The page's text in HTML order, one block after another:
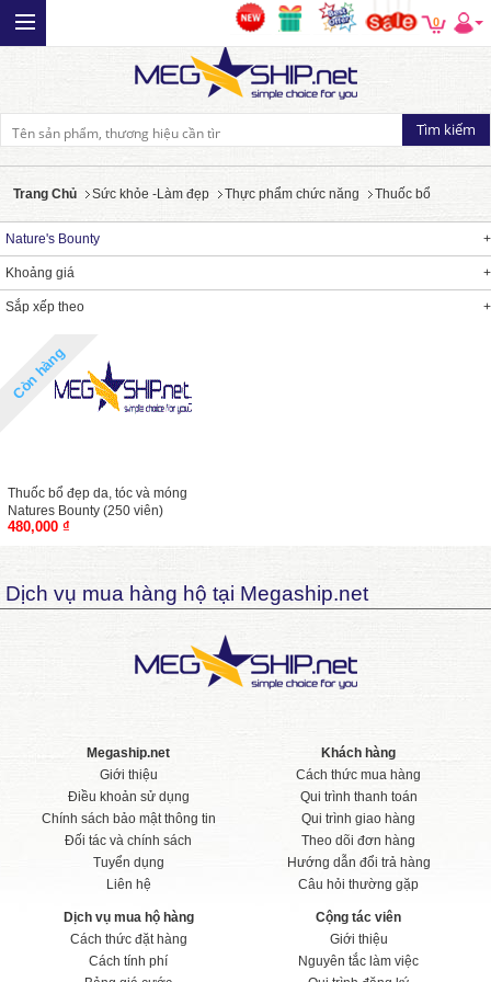
0
Trang Chủ Sức khỏe -Làm đẹp Thực phẩm chức năng Thuốc bổ
Nature's Bounty
Khoảng giá
Sắp xếp theo
Còn hàng
Thuốc bổ đẹp da, tóc và móng
Natures Bounty (250 viên)
480,000 ₫
Dịch vụ mua hàng hộ tại Megaship.net
Megaship.net
Giới thiệu
Điều khoản sử dụng
Chính sách bảo mật thông tin
Đối tác và chính sách
Tuyển dụng
Liên hệ
Khách hàng
Cách thức mua hàng
Qui trình thanh toán
Qui trình giao hàng
Theo dõi đơn hàng
Hướng dẫn đổi trả hàng
Câu hỏi thường gặp
Dịch vụ mua hộ hàng
Cách thức đặt hàng
Cách tính phí
Cộng tác viên
Giới thiệu
Nguyên tắc làm việc